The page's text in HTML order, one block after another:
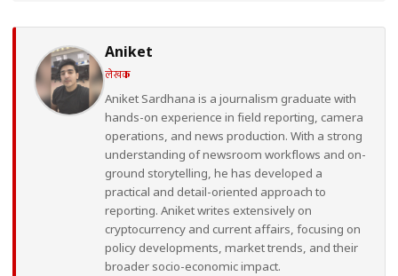
Aniket
लेखक
Aniket Sardhana is a journalism graduate with
hands-on experience in field reporting, camera
operations, and news production. With a strong
understanding of newsroom workflows and on-
ground storytelling, he has developed a
practical and detail-oriented approach to
reporting. Aniket writes extensively on
cryptocurrency and current affairs, focusing on
policy developments, market trends, and their
broader socio-economic impact.